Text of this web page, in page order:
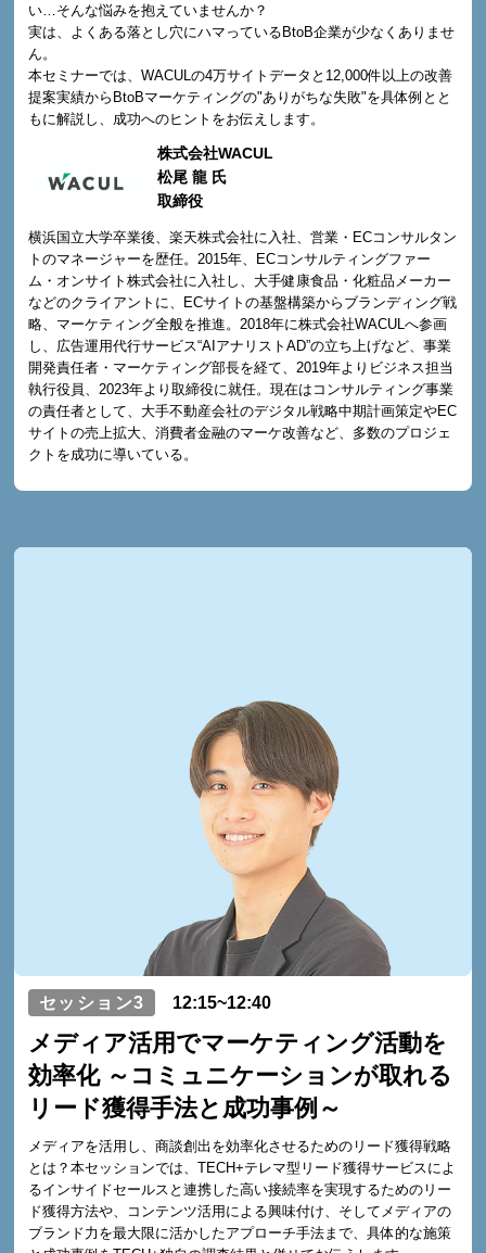
い…そんな悩みを抱えていませんか？
実は、よくある落とし穴にハマっているBtoB企業が少なくありませ
ん。
本セミナーでは、WACULの4万サイトデータと12,000件以上の改善
提案実績からBtoBマーケティングの"ありがちな失敗"を具体例とと
もに解説し、成功へのヒントをお伝えします。
株式会社WACUL
松尾 龍 氏
取締役
横浜国立大学卒業後、楽天株式会社に入社、営業・ECコンサルタン
トのマネージャーを歴任。2015年、ECコンサルティングファー
ム・オンサイト株式会社に入社し、大手健康食品・化粧品メーカー
などのクライアントに、ECサイトの基盤構築からブランディング戦
略、マーケティング全般を推進。2018年に株式会社WACULへ参画
し、広告運用代行サービス“AIアナリストAD”の立ち上げなど、事業
開発責任者・マーケティング部長を経て、2019年よりビジネス担当
執行役員、2023年より取締役に就任。現在はコンサルティング事業
の責任者として、大手不動産会社のデジタル戦略中期計画策定やEC
サイトの売上拡大、消費者金融のマーケ改善など、多数のプロジェ
クトを成功に導いている。
セッション3 12:15~12:40
メディア活用でマーケティング活動を
効率化 ～コミュニケーションが取れる
リード獲得手法と成功事例～
メディアを活用し、商談創出を効率化させるためのリード獲得戦略
とは？本セッションでは、TECH+テレマ型リード獲得サービスによ
るインサイドセールスと連携した高い接続率を実現するためのリー
ド獲得方法や、コンテンツ活用による興味付け、そしてメディアの
ブランド力を最大限に活かしたアプローチ手法まで、具体的な施策